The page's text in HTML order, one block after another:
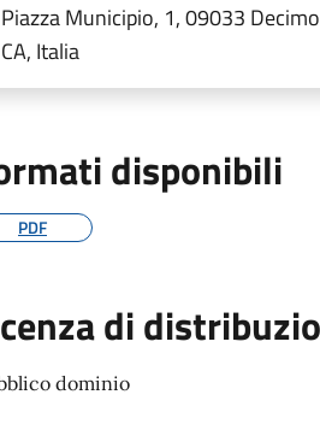
Piazza Municipio, 1, 09033
CA, Italia
disponibili
PDF
di
dominio